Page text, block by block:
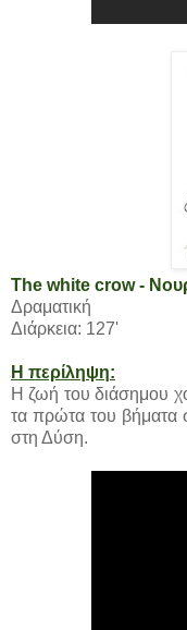
The white crow -
Δραματική
Διάρκεια: 127'
Η περίληψη:
Η ζωή του διάσημου
τα πρώτα του βήματα
στη Δύση.